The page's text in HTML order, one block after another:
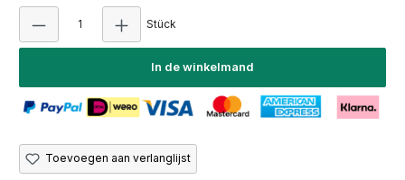
Stück
In de winkelmand
Toevoegen aan verlanglijst